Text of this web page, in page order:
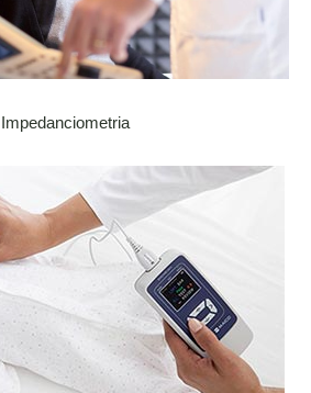
Impedanciometria